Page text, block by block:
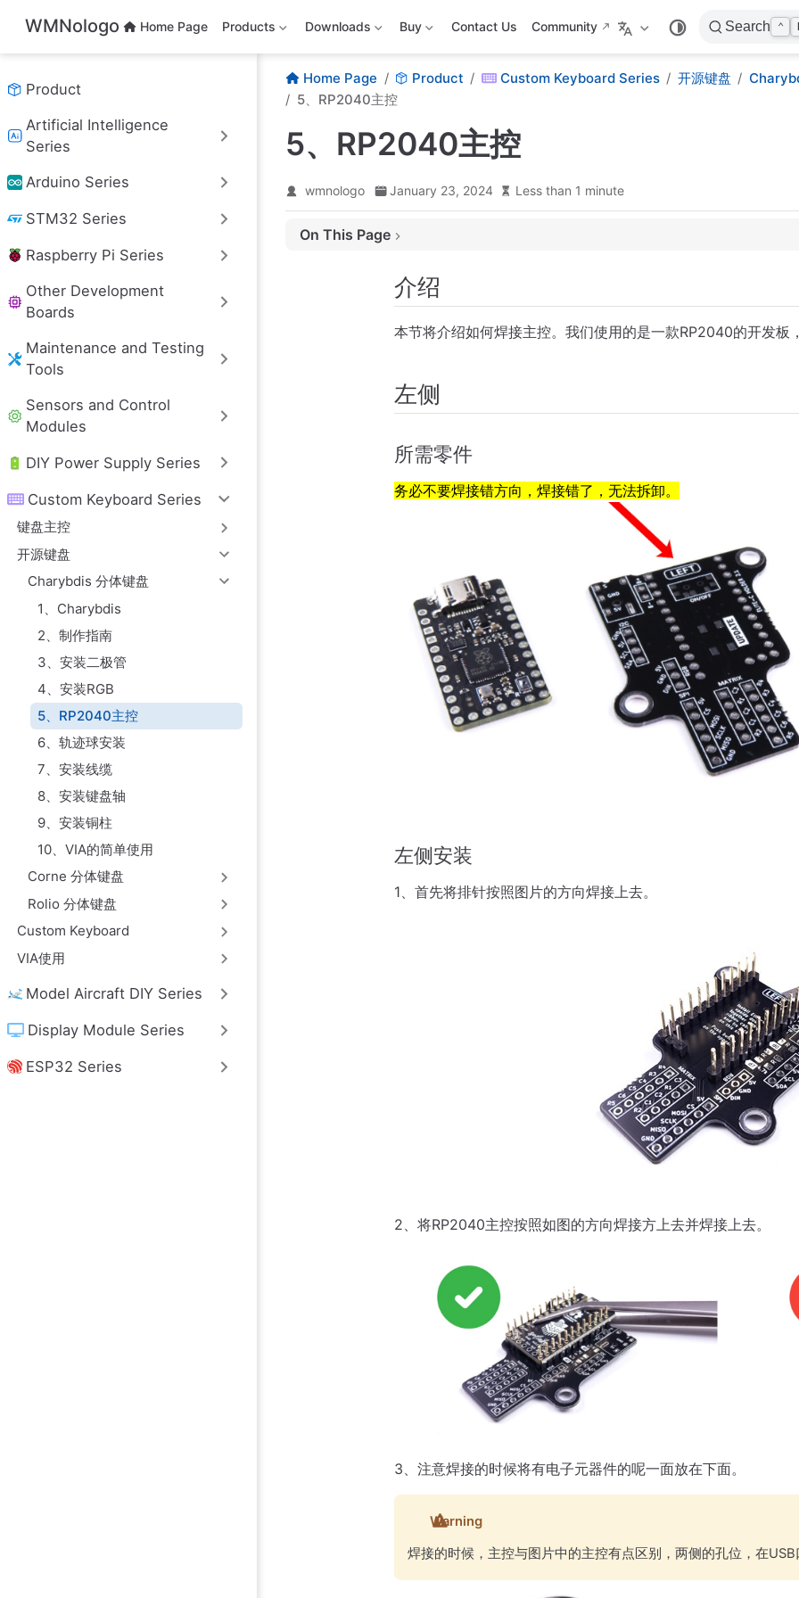
Skip to main content
WMNologo Home Page Products Downloads Buy Contact Us Community Search ⌃
Product
Artificial Intelligence
Series
Arduino Series
STM32 Series
Raspberry Pi Series
Other Development
Boards
Maintenance and Testing
Tools
Sensors and Control
Modules
DIY Power Supply Series
Custom Keyboard Series
键盘主控
开源键盘
Charybdis 分体键盘
1、Charybdis
2、制作指南
3、安装二极管
4、安装RGB
5、RP2040主控
6、轨迹球安装
7、安装线缆
8、安装键盘轴
9、安装铜柱
10、VIA的简单使用
Corne 分体键盘
Rolio 分体键盘
Custom Keyboard
VIA使用
Model Aircraft DIY Series
Display Module Series
ESP32 Series
Home Page Product Custom Keyboard Series 开源键盘
5、RP2040主控
5、RP2040主控
wmnologo January 23, 2024 Less than 1 minute
On This Page
介绍
本节将介绍如何焊接主控。我们使用的是一款RP2040的开发板
左侧
所需零件
务必不要焊接错方向，焊接错了，无法拆卸。
左侧安装
1、首先将排针按照图片的方向焊接上去。
2、将RP2040主控按照如图的方向焊接方上去并焊接上去。
3、注意焊接的时候将有电子元器件的呢一面放在下面。
Warning
焊接的时候，主控与图片中的主控有点区别，两侧的孔位，在